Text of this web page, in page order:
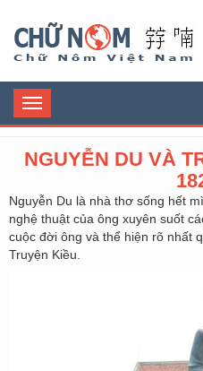
Toggle
navigation
NGUYỄN DU VÀ
Nguyễn Du là nhà thơ sống hết
nghệ thuật của ông xuyên suốt
cuộc đời ông và thể hiện rõ nhất
Truyện Kiều.